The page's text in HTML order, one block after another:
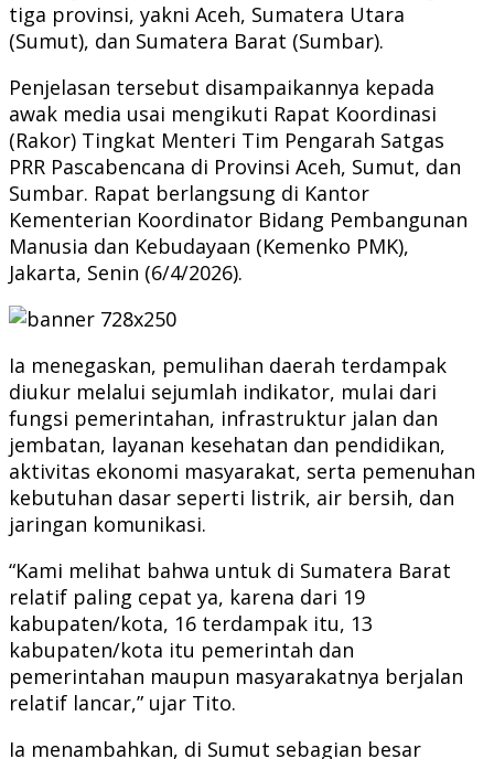
tiga provinsi, yakni Aceh, Sumatera Utara
(Sumut), dan Sumatera Barat (Sumbar).
Penjelasan tersebut disampaikannya kepada
awak media usai mengikuti Rapat Koordinasi
(Rakor) Tingkat Menteri Tim Pengarah Satgas
PRR Pascabencana di Provinsi Aceh, Sumut, dan
Sumbar. Rapat berlangsung di Kantor
Kementerian Koordinator Bidang Pembangunan
Manusia dan Kebudayaan (Kemenko PMK),
Jakarta, Senin (6/4/2026).
Ia menegaskan, pemulihan daerah terdampak
diukur melalui sejumlah indikator, mulai dari
fungsi pemerintahan, infrastruktur jalan dan
jembatan, layanan kesehatan dan pendidikan,
aktivitas ekonomi masyarakat, serta pemenuhan
kebutuhan dasar seperti listrik, air bersih, dan
jaringan komunikasi.
“Kami melihat bahwa untuk di Sumatera Barat
relatif paling cepat ya, karena dari 19
kabupaten/kota, 16 terdampak itu, 13
kabupaten/kota itu pemerintah dan
pemerintahan maupun masyarakatnya berjalan
relatif lancar,” ujar Tito.
Ia menambahkan, di Sumut sebagian besar